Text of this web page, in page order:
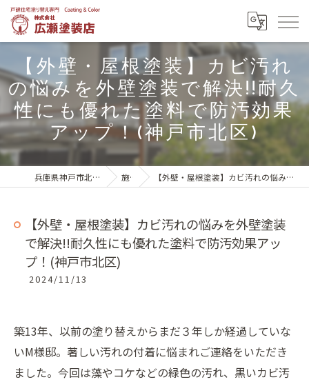
【外壁・屋根塗装】カビ汚れ
の悩みを外壁塗装で解決!!耐久
性にも優れた塗料で防汚効果
アップ！(神戸市北区)
兵庫県神戸市北区の外壁塗装は株式会社広瀬塗装店 施工実績 【外壁・屋根塗装】カビ汚れの悩みを外壁塗装で解決!!耐久性にも優れた塗料で防汚効果アップ！(神戸市北区)
【外壁・屋根塗装】カビ汚れの悩みを外壁塗装
で解決!!耐久性にも優れた塗料で防汚効果アッ
プ！(神戸市北区)
2024/11/13
築13年、以前の塗り替えからまだ３年しか経過していな
いM様邸。著しい汚れの付着に悩まれご連絡をいただき
ました。今回は藻やコケなどの緑色の汚れ、黒いカビ汚